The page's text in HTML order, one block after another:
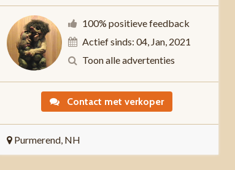
100% positieve feedback
Actief sinds: 04, Jan, 2021
Toon alle advertenties
Contact met verkoper
Purmerend, NH